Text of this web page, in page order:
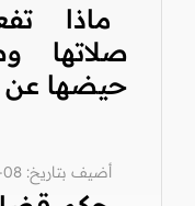
ماذا
صلاتها
حيضها عن
أضيف بتاريخ: 08-06-2011